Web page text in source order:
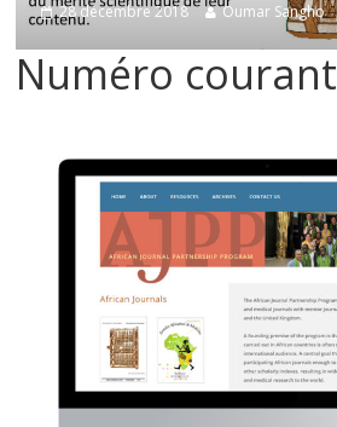
28 décembre 2018 Oumar Sangho
Numéro courant